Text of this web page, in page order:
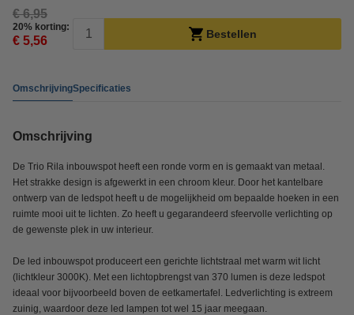
€ 6,95
20% korting:
€ 5,56 Bestellen
OmschrijvingSpecificaties
Omschrijving
De Trio Rila inbouwspot heeft een ronde vorm en is gemaakt van metaal.
Het strakke design is afgewerkt in een chroom kleur. Door het kantelbare
ontwerp van de ledspot heeft u de mogelijkheid om bepaalde hoeken in een
ruimte mooi uit te lichten. Zo heeft u gegarandeerd sfeervolle verlichting op
de gewenste plek in uw interieur.
De led inbouwspot produceert een gerichte lichtstraal met warm wit licht
(lichtkleur 3000K). Met een lichtopbrengst van 370 lumen is deze ledspot
ideaal voor bijvoorbeeld boven de eetkamertafel. Ledverlichting is extreem
zuinig, waardoor deze led lampen tot wel 15 jaar meegaan.